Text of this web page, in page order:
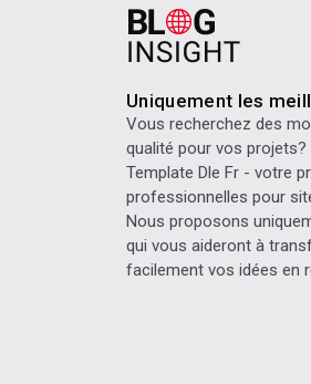
Uniquement les
Vous recherchez des
qualité pour vos projets?
Template Dle Fr - votre
professionnelles pour
Nous proposons
qui vous aideront à
facilement vos idées en